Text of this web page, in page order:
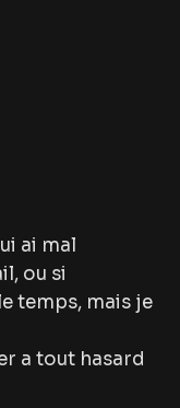
ai mal
ou si
temps, mais je
a tout hasard